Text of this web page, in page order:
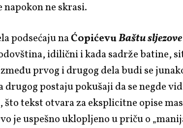
napokon ne skrasi.
podsećaju naĆopićevuBaštu
idilični i kada sadrže batine,
prvog i drugog dela budi se
drugog postaju pokušaji da se negde
što tekst otvara za eksplicitne opise
je uspešno uklopljeno u priču o